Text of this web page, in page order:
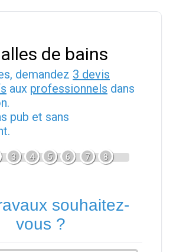
de bains
demandez 3 devis
aux professionnels dans
pub et sans
3 4 5 6 7 8
souhaitez-
vous ?